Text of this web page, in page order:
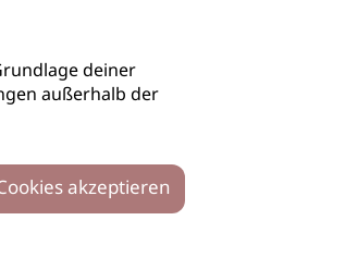
deiner
außerhalb der
akzeptieren